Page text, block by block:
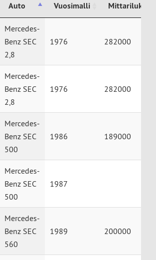
Auto Vuosimalli
Auto
Mercedes-
Benz SEC
2,8
1976 282000
Mercedes-
Benz SEC
2,8
1976 282000
Mercedes-
Benz SEC
500
1986 189000
Mercedes-
Benz SEC
500
1987
Mercedes-
Benz SEC
560
1989 200000